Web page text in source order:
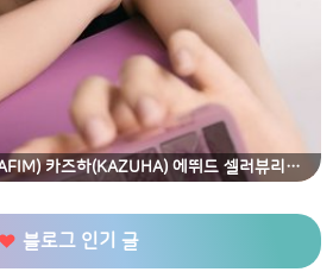
[HD] 르세라핌(LE SSERAFIM) 카즈하(KAZUHA) 에뛰드 셀러뷰리티 컬렉션 고화질 화보
블로그 인기 글